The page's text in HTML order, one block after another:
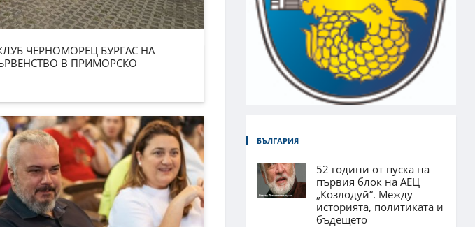
ЧЕРНОМОРЕЦ БУРГАС НА
В ПРИМОРСКО
БЪЛГАРИЯ
52 години от пуска на
първия блок на АЕЦ
„Козлодуй“. Между
историята, политиката и
бъдещето